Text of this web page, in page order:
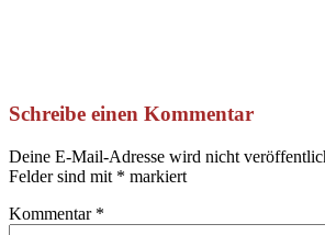
Schreibe einen Kommentar
Deine E-Mail-Adresse wird nicht
Felder sind mit * markiert
Kommentar *